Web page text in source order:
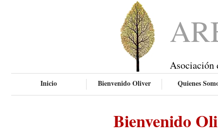
Asociación
Inicio Bienvenido Oliver Quienes
Bienvenido